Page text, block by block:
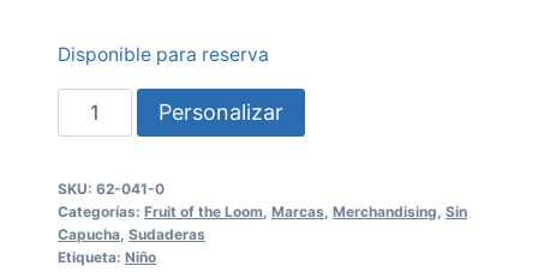
Disponible para reserva
Sudadera
Manga
62-
041-
0
Personalizar
SKU: 62-041-0
Categorías: Fruit of the Loom Marcas Merchandising Sin
Capucha Sudaderas
Etiqueta: Niño